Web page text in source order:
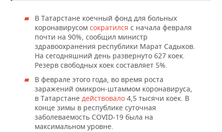
ХОККЕЙ С МЯЧОМ
ПРОИСШЕСТВИЯ
В Татарстане коечный фонд для больных
коронавирусом сократился с начала февраля
почти на 90%, сообщил министр
здравоохранения республики Марат Садыков.
На сегодняшний день развернуто 627 коек.
Резерв свободных коек составляет 5%.
В феврале этого года, во время роста
заражений омикрон-штаммом коронавируса,
в Татарстане действовало 4,5 тысячи коек. В
конце зимы в республике суточная
заболеваемость COVID-19 была на
максимальном уровне.